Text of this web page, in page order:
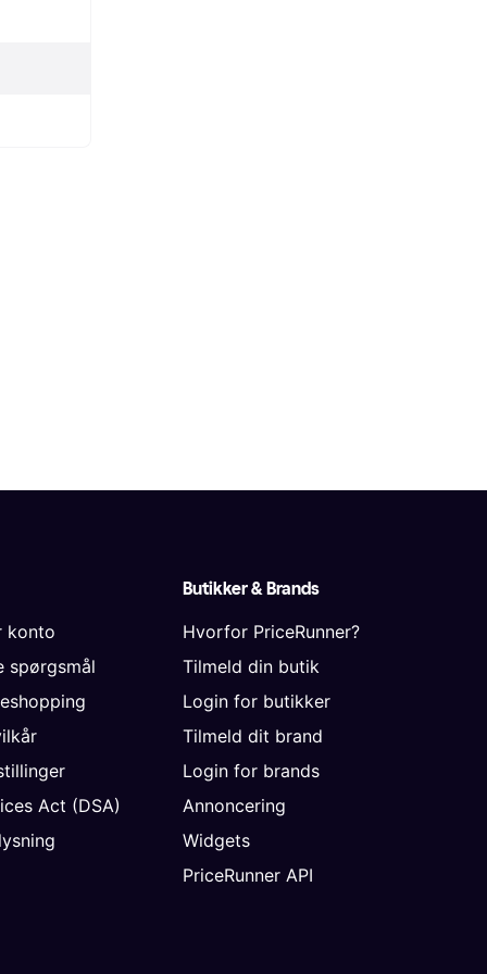
konto
spørgsmål
Act (DSA)
Butikker & Brands
Hvorfor PriceRunner?
Tilmeld din butik
Login for butikker
Tilmeld dit brand
Login for brands
Annoncering
Widgets
PriceRunner API